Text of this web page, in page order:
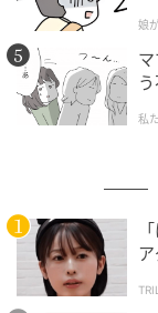
［配信日時］
［出演者］平子
（アルコ＆ピー
イガー小堺
娘
私